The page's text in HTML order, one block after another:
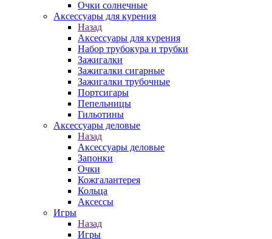
Очки солнечные
Аксессуары для курения
Назад
Аксессуары для курения
Набор трубокура и трубки
Зажигалки
Зажигалки сигарные
Зажигалки трубочные
Портсигары
Пепельницы
Гильотины
Аксессуары деловые
Назад
Аксессуары деловые
Запонки
Очки
Кожгалантерея
Кольца
Аксессы
Игры
Назад
Игры